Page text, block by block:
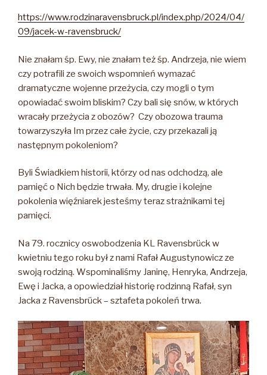
https://www.rodzinaravensbruck.pl/index.php/2024/04/
09/jacek-w-ravensbruck/
Nie znałam śp. Ewy, nie znałam też śp. Andrzeja, nie wiem
czy potrafili ze swoich wspomnień wymazać
dramatyczne wojenne przeżycia, czy mogli o tym
opowiadać swoim bliskim? Czy bali się snów, w których
wracały przeżycia z obozów? Czy obozowa trauma
towarzyszyła Im przez całe życie, czy przekazali ją
następnym pokoleniom?
Byli Świadkiem historii, którzy od nas odchodzą, ale
pamięć o Nich będzie trwała. My, drugie i kolejne
pokolenia więźniarek jesteśmy teraz strażnikami tej
pamięci.
Na 79. rocznicy oswobodzenia KL Ravensbrück w
kwietniu tego roku był z nami Rafał Augustynowicz ze
swoją rodziną. Wspominaliśmy Janinę, Henryka, Andrzeja,
Ewę i Jacka, a opowiedział historię rodzinną Rafał, syn
Jacka z Ravensbrück – sztafeta pokoleń trwa.